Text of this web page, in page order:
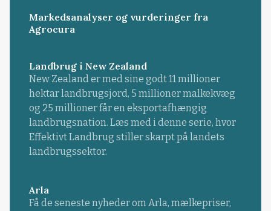
Markedsanalyser og vurderinger fra
Agrocura
Landbrug i New Zealand
New Zealand er med sine godt 11 millioner
hektar landbrugsjord, 5 millioner malkekvæg
og 25 millioner får en eksportafhængig
landbrugsnation. Læs med i denne serie, hvor
Effektivt Landbrug stiller skarpt på landets
landbrugssektor.
Arla
Få de seneste nyheder om Arla, mælkepriser,